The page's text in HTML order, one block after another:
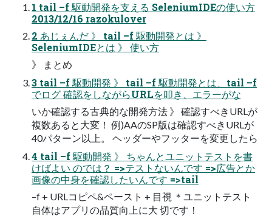
1 tail –f 駆動開発を支える SeleniumIDEの使い方
2013/12/16 razokulover
2 あじぇんだ 》 tail –f 駆動開発とは 》
SeleniumIDEとは 》 使い方
》 まとめ
3 tail –f 駆動開発 》 tail –f 駆動開発とは、tail –f
でログ 確認をしながらURLを叩き、エラーがな
いか確認する古典的な開発方法 》 確認すべきURLが
複数あると大変！ 例)AAのSP版は確認すべきURLが
40パターン以上。 ヘッダーやフッターを変更したら
4 tail –f 駆動開発 》 ちゃんとユニットテストを書
けばよい のでは？ =>テストないんです =>広告とか
画像の中身を確認したいんです =>tail
–f + URLコピペ&ペースト + 目視 ＊ユニットテスト
自体はアプリの品質向上に大 切です！